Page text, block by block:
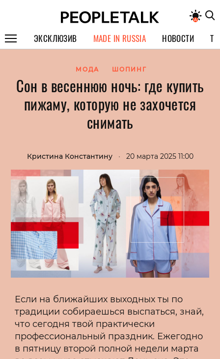
ЭКСКЛЮЗИВ
ИНТЕРВЬЮ
ПОКОЛЕНИЕ
MADE IN RUSSIA НОВОСТИ
МОДА ШОПИНГ
Сон в весеннюю ночь: где купить
пижаму, которую не захочется
снимать
Кристина Константину • 20 марта 2025 11:00
Если на ближайших выходных ты по
традиции собираешься выспаться, знай,
что сегодня твой практически
профессиональный праздник. Ежегодно
в пятницу второй полной недели марта